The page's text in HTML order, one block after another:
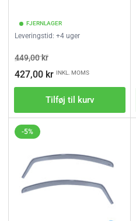
FJERNLAGER
Leveringstid: +4 uger
Vejl.pris
449,00 krTilbudspris
427,00 kr INKL. MOMS
Tilføj til kurv
-5%